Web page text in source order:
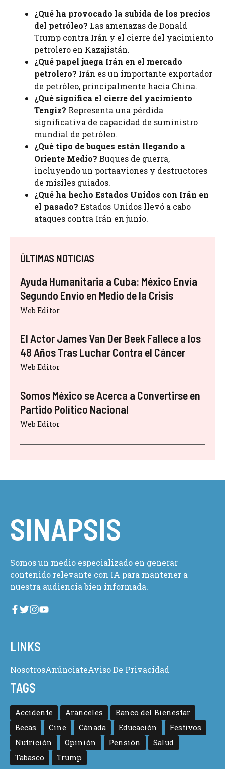
¿Qué ha provocado la subida de los precios
del petróleo? Las amenazas de Donald
Trump contra Irán y el cierre del yacimiento
petrolero en Kazajistán.
¿Qué papel juega Irán en el mercado
petrolero? Irán es un importante exportador
de petróleo, principalmente hacia China.
¿Qué significa el cierre del yacimiento
Tengiz? Representa una pérdida
significativa de capacidad de suministro
mundial de petróleo.
¿Qué tipo de buques están llegando a
Oriente Medio? Buques de guerra,
incluyendo un portaaviones y destructores
de misiles guiados.
¿Qué ha hecho Estados Unidos con Irán en
el pasado? Estados Unidos llevó a cabo
ataques contra Irán en junio.
ÚLTIMAS NOTICIAS
Ayuda Humanitaria a Cuba: México Envía
Segundo Envío en Medio de la Crisis
Web Editor
El Actor James Van Der Beek Fallece a los
48 Años Tras Luchar Contra el Cáncer
Web Editor
Somos México se Acerca a Convertirse en
Partido Político Nacional
Web Editor
SINAPSIS
Somos un medio especializado en generar
contenido relevante con IA para mantener a
nuestra audiencia bien informada.
LINKS
NosotrosAnúnciateAviso De Privacidad
TAGS
Accidente Aranceles
Banco del Bienestar
Becas
Cine Cánada Educación
Festivos
Nutrición
Opinión Pensión
Salud
Tabasco
Trump